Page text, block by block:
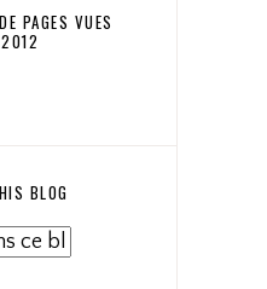
PAGES VUES
BLOG